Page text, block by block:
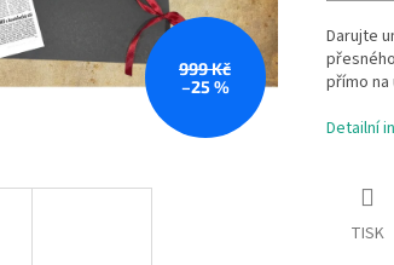
999 Kč
–25 %
Darujte
přímo na
Detailní
TISK